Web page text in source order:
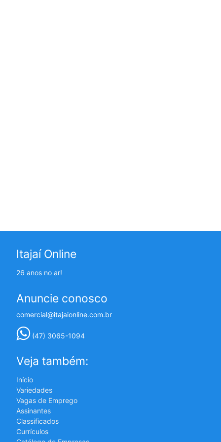
Itajaí Online
26 anos no ar!
Anuncie conosco
comercial@itajaionline.com.br
(47) 3065-1094
Veja também:
Início
Variedades
Vagas de Emprego
Assinantes
Classificados
Currículos